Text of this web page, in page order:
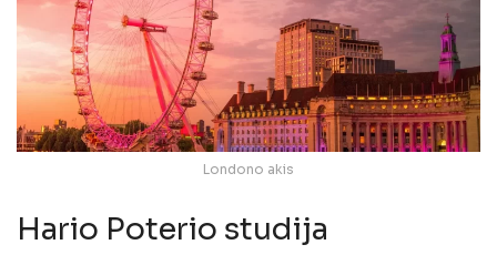
Londono akis
Hario Poterio studija